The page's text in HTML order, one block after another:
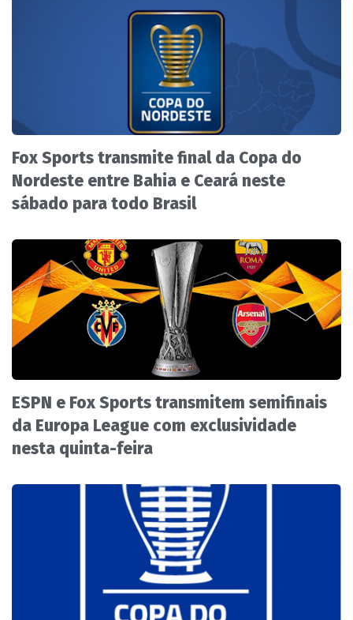
Fox Sports transmite final da Copa do
Nordeste entre Bahia e Ceará neste
sábado para todo Brasil
ESPN e Fox Sports transmitem semifinais
da Europa League com exclusividade
nesta quinta-feira